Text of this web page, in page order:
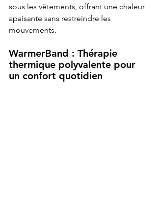
sous les vêtements, offrant une chaleur
apaisante sans restreindre les
mouvements.
WarmerBand : Thérapie
thermique polyvalente pour
un confort quotidien